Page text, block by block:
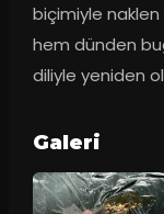
biçimiyle naklen
hem dünden
diliyle yeniden
Galeri